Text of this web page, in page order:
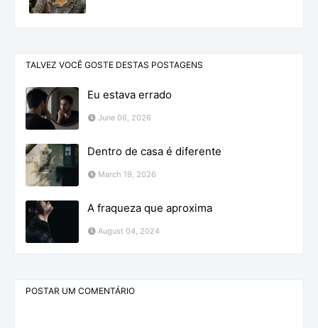
TALVEZ VOCÊ GOSTE DESTAS POSTAGENS
Eu estava errado
June 06, 2026
Dentro de casa é diferente
March 19, 2026
A fraqueza que aproxima
August 04, 2024
POSTAR UM COMENTÁRIO